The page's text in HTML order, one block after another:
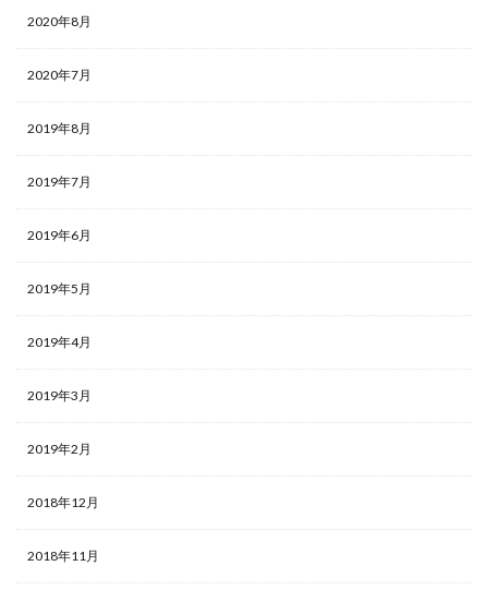
2020年8月
2020年7月
2019年8月
2019年7月
2019年6月
2019年5月
2019年4月
2019年3月
2019年2月
2018年12月
2018年11月